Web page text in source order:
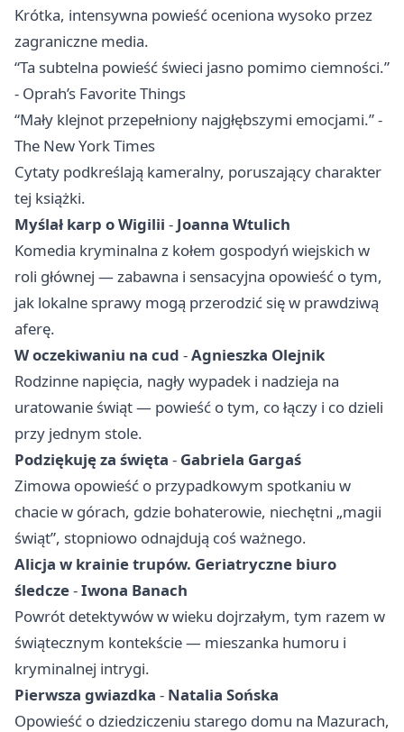
Krótka, intensywna powieść oceniona wysoko przez
zagraniczne media.
“Ta subtelna powieść świeci jasno pomimo ciemności.”
- Oprah’s Favorite Things
“Mały klejnot przepełniony najgłębszymi emocjami.” -
The New York Times
Cytaty podkreślają kameralny, poruszający charakter
tej książki.
Myślał karp o Wigilii - Joanna Wtulich
Komedia kryminalna z kołem gospodyń wiejskich w
roli głównej — zabawna i sensacyjna opowieść o tym,
jak lokalne sprawy mogą przerodzić się w prawdziwą
aferę.
W oczekiwaniu na cud -Agnieszka Olejnik
Rodzinne napięcia, nagły wypadek i nadzieja na
uratowanie świąt — powieść o tym, co łączy i co dzieli
przy jednym stole.
Podziękuję za święta - Gabriela Gargaś
Zimowa opowieść o przypadkowym spotkaniu w
chacie w górach, gdzie bohaterowie, niechętni „magii
świąt”, stopniowo odnajdują coś ważnego.
Alicja w krainie trupów. Geriatryczne biuro
śledcze-Iwona Banach
Powrót detektywów w wieku dojrzałym, tym razem w
świątecznym kontekście — mieszanka humoru i
kryminalnej intrygi.
Pierwsza gwiazdka - Natalia Sońska
Opowieść o dziedziczeniu starego domu na Mazurach,